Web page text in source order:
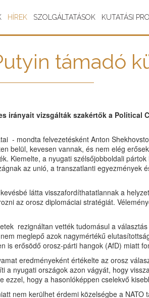
HÍREK SZOLGÁLTATÁSOK KUTATÁSI
támadó
irányait vizsgálták szakértők a Political
- mondta felvezetésként Anton
belül, kevesen vannak, és nem elég
Kiemelte, a nyugati szélsőjobboldali
az unió, a transzatlanti egyezmények
látta visszafordíthatatlannak a
az orosz diplomáciai stratégiát.
rezignáltan vették tudomásul a
meglepő azok nagymértékű
is erősödő orosz-párti hangok (AfD) miatt
eredményeként értékelte az orosz
nyugati országok azon vágyát, hogy
hogy a hasonlóképpen cselekvő
nem kerülhet érdemi közelségbe a